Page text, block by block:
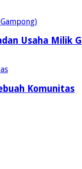
Usaha Milik
Komunitas